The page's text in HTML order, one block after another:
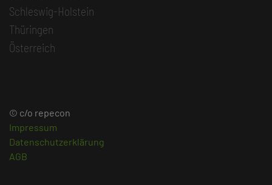
Schleswig-Holstein
Thüringen
Österreich
© c/o repecon
Impressum
Datenschutzerklärung
AGB